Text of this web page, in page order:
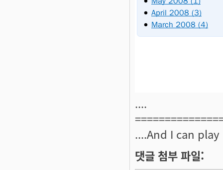
....
....And I can
댓글 첨부 파일: